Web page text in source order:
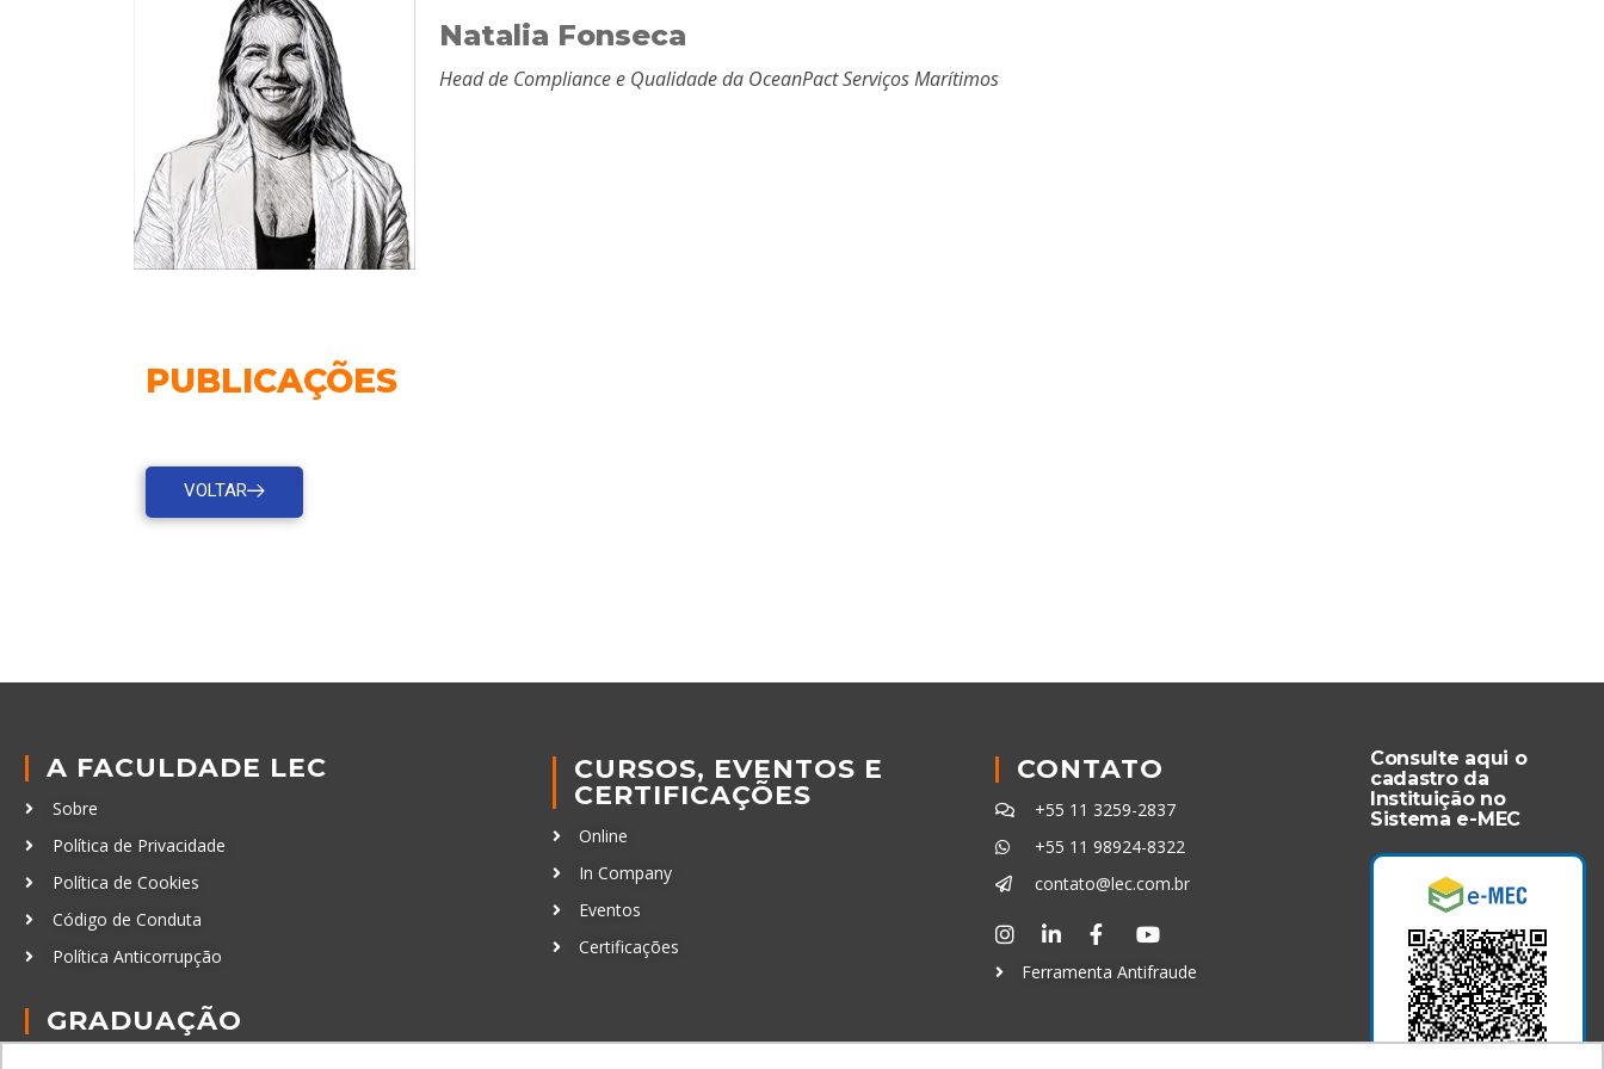
Natalia Fonseca
Head de Compliance e Qualidade da OceanPact Serviços Marítimos
PUBLICAÇÕES
VOLTAR
A FACULDADE LEC
Sobre
Política de Privacidade
Política de Cookies
Código de Conduta
Política Anticorrupção
GRADUAÇÃO
CURSOS, EVENTOS E
CERTIFICAÇÕES
Online
In Company
Eventos
Certificações
CONTATO
+55 11 3259-2837
+55 11 98924-8322
contato@lec.com.br
Ferramenta Antifraude
Consulte aqui o
cadastro da
Instituição no
Sistema e-MEC